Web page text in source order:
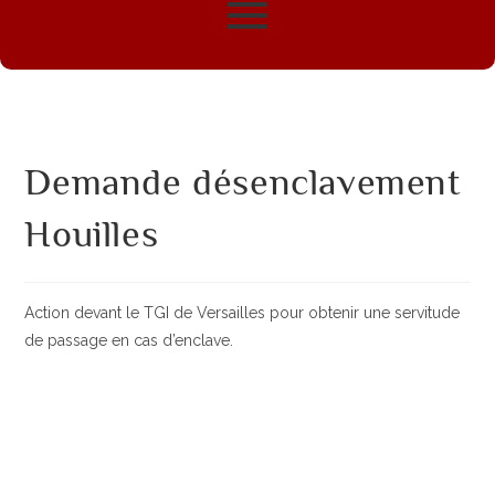
Demande désenclavement
Houilles
Action devant le TGI de Versailles pour obtenir une servitude
de passage en cas d’enclave.